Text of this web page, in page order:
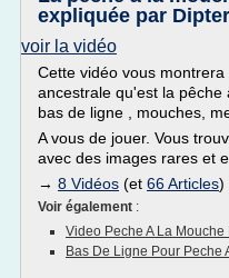
expliquée par
voir la vidéo
Cette vidéo vous
ancestrale qu'est la pêche
bas de ligne , mouches,
A vous de jouer. Vous
avec des images rares et
→ 8 Vidéos (et 66 Articles)
Voir également :
Video Peche A La Mouche
Bas De Ligne Pour Peche